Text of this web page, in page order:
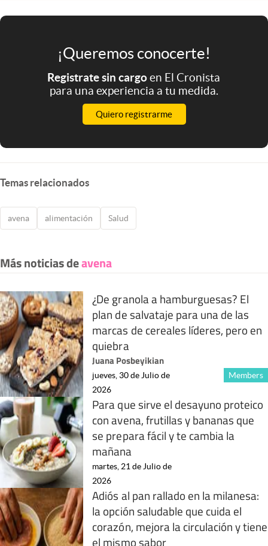
¡Queremos conocerte!
Registrate sin cargoen El Cronista
para una experiencia a tu medida.
Quiero registrarme
Temas relacionados
avena alimentación Salud
Más noticias deavena
¿De granola a hamburguesas? El
plan de salvataje para una de las
marcas de cereales líderes, pero en
quiebra
Juana Posbeyikian
Members
jueves, 30 de Julio de
2026
Para que sirve el desayuno proteico
con avena, frutillas y bananas que
se prepara fácil y te cambia la
mañana
martes, 21 de Julio de
2026
Adiós al pan rallado en la milanesa:
la opción saludable que cuida el
corazón, mejora la circulación y tiene
el mismo sabor